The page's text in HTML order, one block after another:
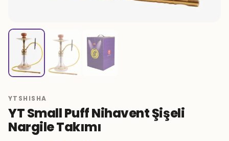
YTSHISHA
YT Small Puff Nihavent Şişeli
Nargile Takımı